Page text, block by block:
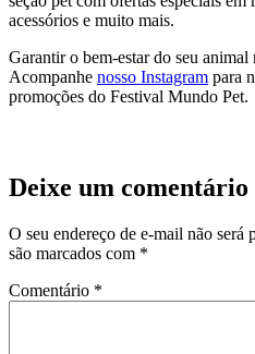
acessórios e muito mais.
Garantir o bem-estar do seu
Acompanhe nosso Instagram para
promoções do Festival Mundo Pet.
Deixe um comentário
O seu endereço de e-mail não será
são marcados com *
Comentário *